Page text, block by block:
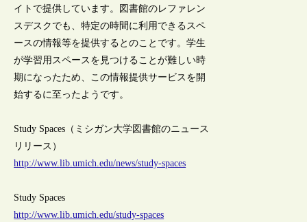
イトで提供しています。図書館のレファレン
スデスクでも、特定の時間に利用できるスペ
ースの情報等を提供するとのことです。学生
が学習用スペースを見つけることが難しい時
期になったため、この情報提供サービスを開
始するに至ったようです。
Study Spaces（ミシガン大学図書館のニュース
リリース）
http://www.lib.umich.edu/news/study-spaces
Study Spaces
http://www.lib.umich.edu/study-spaces